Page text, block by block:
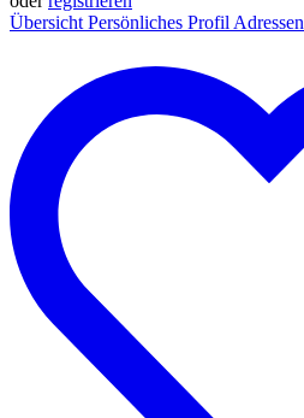
Übersicht Persönliches Profil Adressen